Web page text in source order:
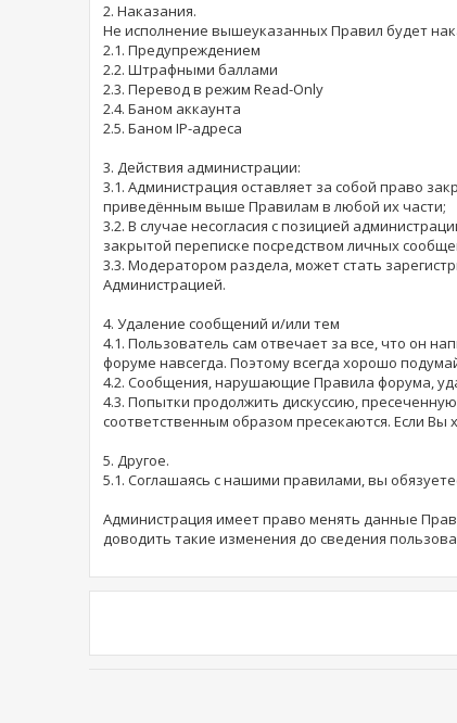
2. Наказания.
Не исполнение вышеуказанных Правил будет
2.1. Предупреждением
2.2. Штрафными баллами
2.3. Перевод в режим Read-Only
2.4. Баном аккаунта
2.5. Баном IP-адреса
3. Действия администрации:
3.1. Администрация оставляет за собой право
приведённым выше Правилам в любой их части;
3.2. В случае несогласия с позицией
закрытой переписке посредством личных
3.3. Модератором раздела, может стать
Администрацией.
4. Удаление сообщений и/или тем
4.1. Пользователь сам отвечает за все, что он
форуме навсегда. Поэтому всегда хорошо
4.2. Сообщения, нарушающие Правила форума,
4.3. Попытки продолжить дискуссию,
соответственным образом пресекаются. Если
5. Другое.
5.1. Соглашаясь с нашими правилами, вы
Администрация имеет право менять данные
доводить такие изменения до сведения